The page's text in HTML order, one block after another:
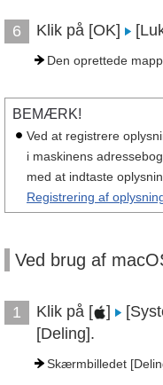
6 Klik på [OK]
Den oprettede
BEMÆRK!
Ved at registrere
i maskinens
med at indtaste
Registrering af
Ved brug af
1 Klik på [ ]
[Deling].
Skærmbilledet